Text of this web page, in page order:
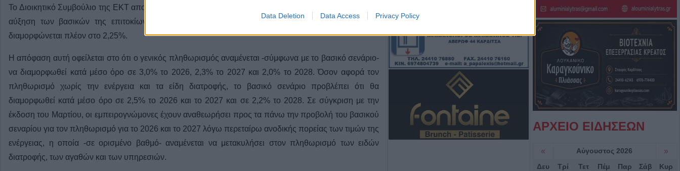
Data Deletion Data Access Privacy Policy
Το Διοικητικό Συμβούλιο της ΕΚΤ αποφάσισε σήμερα για πρώτη φορά μετά το 2023 να προχωρήσει σε
αύξηση των βασικών της επιτοκίων. Έτσι το βασικό επιτόκιο (αποδοχής καταθέσεων) της ΕΚΤ
διαμορφώνεται πλέον στο 2,25%.
Η απόφαση αυτή οφείλεται στο ότι ο γενικός πληθωρισμός αναμένεται -σύμφωνα με το βασικό σενάριο-
να διαμορφωθεί κατά μέσο όρο σε 3,0% το 2026, 2,3% το 2027 και 2,0% το 2028. Όσον αφορά τον
πληθωρισμό χωρίς την ενέργεια και τα είδη διατροφής, το βασικό σενάριο προβλέπει ότι θα
διαμορφωθεί κατά μέσο όρο σε 2,5% το 2026 και το 2027 και σε 2,2% το 2028. Σε σύγκριση με την
έκδοση του Μαρτίου, οι εμπειρογνώμονες έχουν αναθεωρήσει προς τα πάνω την προβολή του βασικού
σεναρίου για τον πληθωρισμό για το 2026 και το 2027 λόγω περεταίρω ανοδικής πορείας των τιμών της
ενέργειας, η οποία -σε ορισμένο βαθμό- αναμένεται να μετακυλήσει στον πληθωρισμό των ειδών
διατροφής, των αγαθών και των υπηρεσιών.
6 Αυγούστου 2026, 19:35
Υψηλή Γέφυρα και σώθηκε στα
νερά του Ευβοϊκού
6 Αυγούστου 2026, 19:32
Καλαμπάκα: Πυροσβέστες
απεγκλώβισαν ηλικιωμένο μετά
από πτώση στη Νέα Ζωή
6 Αυγούστου 2026, 19:29
Τροχαίο στην Αγιά: Μοτοσικλέτα
ΑΡΧΕΙΟ ΕΙΔΗΣΕΩΝ
« Αύγουστος 2026 »
Δευ Τρί Τετ Πέμ Παρ Σάβ Κυρ